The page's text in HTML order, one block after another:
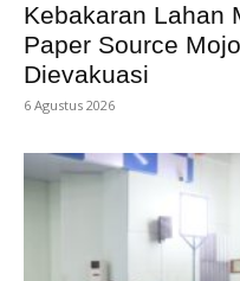
Kebakaran Lahan
Paper Source
Dievakuasi
6 Agustus 2026